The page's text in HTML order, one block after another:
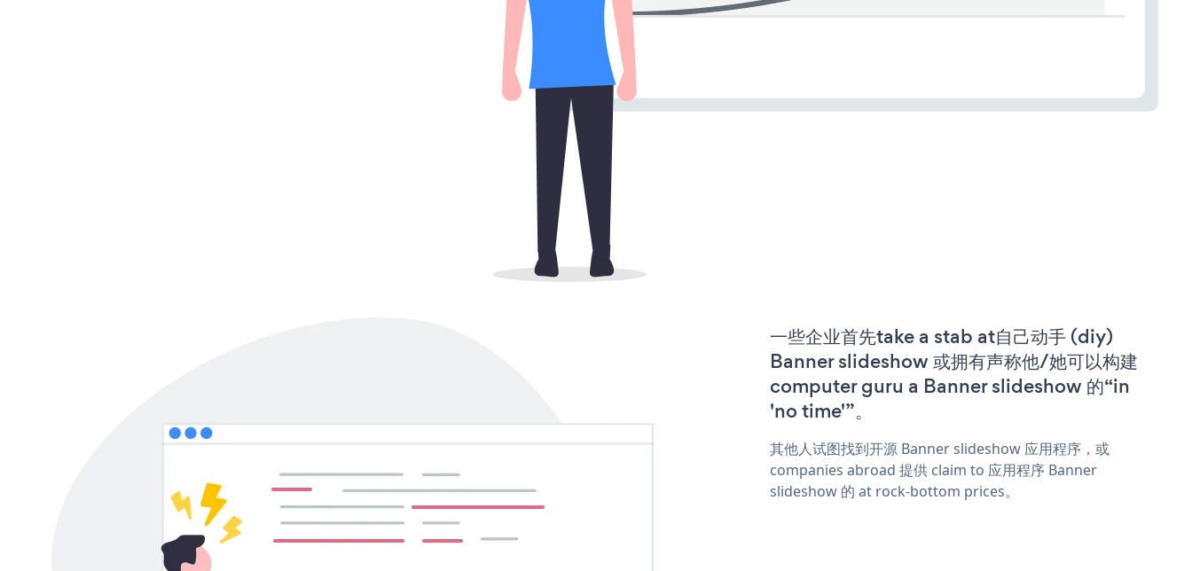
一些企业首先take a stab at自己动手 (diy)
Banner slideshow 或拥有声称他/她可以构建
computer guru a Banner slideshow 的“in
'no time'”。
其他人试图找到开源 Banner slideshow 应用程序，或
companies abroad 提供 claim to 应用程序 Banner
slideshow 的 at rock-bottom prices。